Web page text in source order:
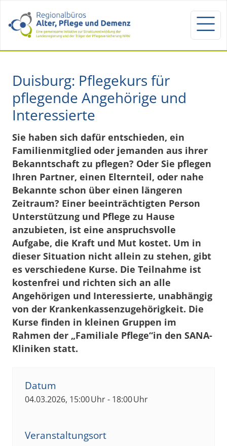
Duisburg: Pflegekurs für
pflegende Angehörige und
Interessierte
Sie haben sich dafür entschieden, ein
Familienmitglied oder jemanden aus ihrer
Bekanntschaft zu pflegen? Oder Sie pflegen
Ihren Partner, einen Elternteil, oder nahe
Bekannte schon über einen längeren
Zeitraum? Einer beeinträchtigten Person
Unterstützung und Pflege zu Hause
anzubieten, ist eine anspruchsvolle
Aufgabe, die Kraft und Mut kostet. Um in
dieser Situation nicht allein zu stehen, gibt
es verschiedene Kurse. Die Teilnahme ist
kostenfrei und richten sich an alle
Angehörigen und Interessierte, unabhängig
von der Krankenkassenzugehörigkeit. Die
Kurse finden in kleinen Gruppen im
Rahmen der „Familiale Pflege“in den SANA-
Kliniken statt.
Datum
04.03.2026, 15:00 Uhr - 18:00 Uhr
Veranstaltungsort